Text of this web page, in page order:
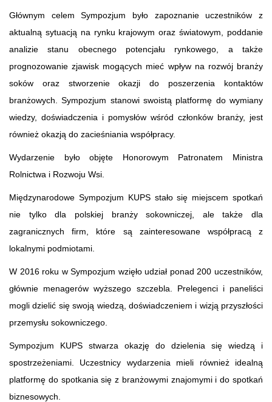
Głównym celem Sympozjum było zapoznanie uczestników z
aktualną sytuacją na rynku krajowym oraz światowym, poddanie
analizie stanu obecnego potencjału rynkowego, a także
prognozowanie zjawisk mogących mieć wpływ na rozwój branży
soków oraz stworzenie okazji do poszerzenia kontaktów
branżowych. Sympozjum stanowi swoistą platformę do wymiany
wiedzy, doświadczenia i pomysłów wśród członków branży, jest
również okazją do zacieśniania współpracy.
Wydarzenie było objęte Honorowym Patronatem Ministra
Rolnictwa i Rozwoju Wsi.
Międzynarodowe Sympozjum KUPS stało się miejscem spotkań
nie tylko dla polskiej branży sokowniczej, ale także dla
zagranicznych firm, które są zainteresowane współpracą z
lokalnymi podmiotami.
W 2016 roku w Sympozjum wzięło udział ponad 200 uczestników,
głównie menagerów wyższego szczebla. Prelegenci i paneliści
mogli dzielić się swoją wiedzą, doświadczeniem i wizją przyszłości
przemysłu sokowniczego.
Sympozjum KUPS stwarza okazję do dzielenia się wiedzą i
spostrzeżeniami. Uczestnicy wydarzenia mieli również idealną
platformę do spotkania się z branżowymi znajomymi i do spotkań
biznesowych.